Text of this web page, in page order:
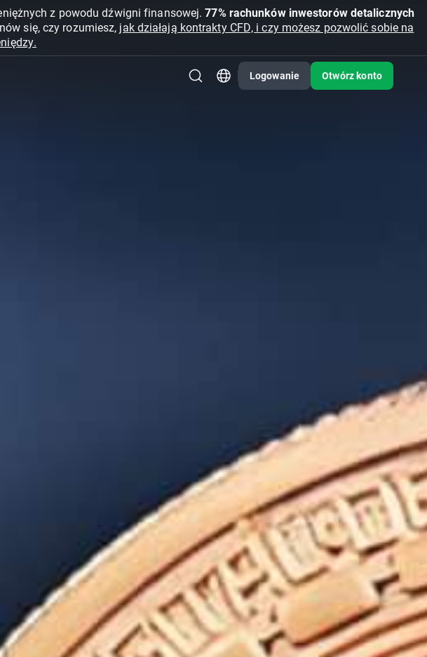
z powodu dźwigni finansowej.77% rachunków inwestorów detalicznych
się, czy rozumiesz, jak działają kontrakty CFD, i czy możesz pozwolić sobie na
Logowanie Otwórz konto